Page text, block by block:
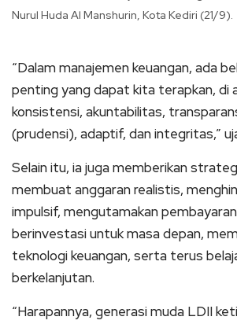
Nurul Huda Al Manshurin, Kota Kediri (21/9).
“Dalam manajemen keuangan, ada
penting yang dapat kita terapkan, di
konsistensi, akuntabilitas,
(prudensi), adaptif, dan integritas,”
Selain itu, ia juga memberikan
membuat anggaran realistis,
impulsif, mengutamakan
berinvestasi untuk masa depan,
teknologi keuangan, serta terus
berkelanjutan.
“Harapannya, generasi muda LDII